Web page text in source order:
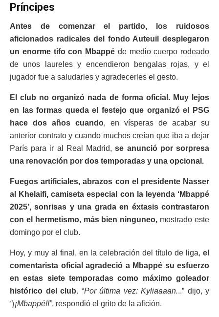
Príncipes
Antes de comenzar el partido, los ruidosos
aficionados radicales del fondo Auteuil desplegaron
un enorme tifo con Mbappé de medio cuerpo rodeado
de unos laureles y encendieron bengalas rojas, y el
jugador fue a saludarles y agradecerles el gesto.
El club no organizó nada de forma oficial. Muy lejos
en las formas queda el festejo que organizó el PSG
hace dos años cuando, en vísperas de acabar su
anterior contrato y cuando muchos creían que iba a dejar
París para ir al Real Madrid,se anunció por sorpresa
una renovación por dos temporadas y una opcional.
Fuegos artificiales, abrazos con el presidente Nasser
al Khelaifi, camiseta especial con la leyenda ‘Mbappé
2025’, sonrisas y una grada en éxtasis contrastaron
con el hermetismo, más bien ninguneo, mostrado este
domingo por el club.
Hoy, y muy al final, en la celebración del título de liga, el
comentarista oficial agradeció a Mbappé su esfuerzo
en estas siete temporadas como máximo goleador
histórico del club. “Por última vez: Kyliaaaan...” dijo, y
“¡¡Mbappé!!”, respondió el grito de la afición.